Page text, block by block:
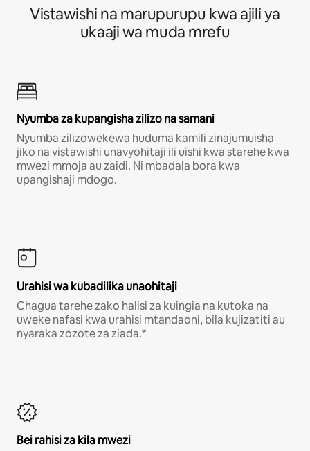
Vistawishi na marupurupu kwa ajili ya
ukaaji wa muda mrefu
Nyumba za kupangisha zilizo na samani
Nyumba zilizowekewa huduma kamili zinajumuisha
jiko na vistawishi unavyohitaji ili uishi kwa starehe kwa
mwezi mmoja au zaidi. Ni mbadala bora kwa
upangishaji mdogo.
Urahisi wa kubadilika unaohitaji
Chagua tarehe zako halisi za kuingia na kutoka na
uweke nafasi kwa urahisi mtandaoni, bila kujizatiti au
nyaraka zozote za ziada.*
Bei rahisi za kila mwezi